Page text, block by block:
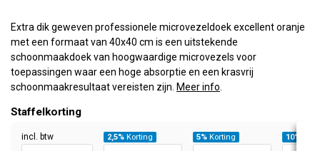
Extra dik geweven professionele microvezeldoek excellent oranje
met een formaat van 40x40 cm is een uitstekende
schoonmaakdoek van hoogwaardige microvezels voor
toepassingen waar een hoge absorptie en een krasvrij
schoonmaakresultaat vereisten zijn. Meer info
Staffelkorting
incl. btw 2,5% Korting 5% Korting 10%